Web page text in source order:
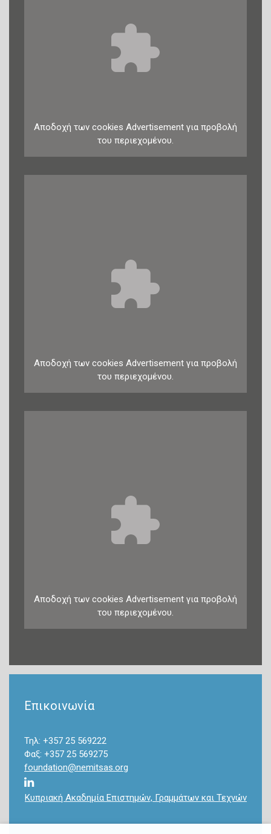
Αποδοχή των cookies Advertisement για προβολή
του περιεχομένου.
Αποδοχή των cookies Advertisement για προβολή
του περιεχομένου.
Αποδοχή των cookies Advertisement για προβολή
του περιεχομένου.
Επικοινωνία
Τηλ: +357 25 569222
Φαξ: +357 25 569275
foundation@nemitsas.org
Κυπριακή Ακαδημία Επιστημών, Γραμμάτων και Τεχνών